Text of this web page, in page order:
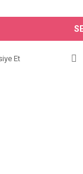
Et